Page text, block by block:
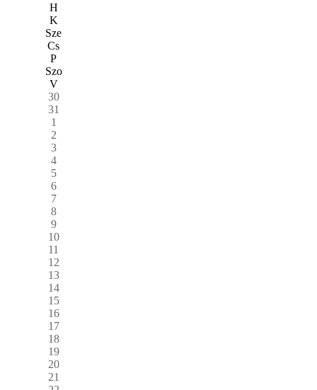
H
K
Sze
Cs
P
Szo
V
30
31
1
2
3
4
5
6
7
8
9
10
11
12
13
14
15
16
17
18
19
20
21